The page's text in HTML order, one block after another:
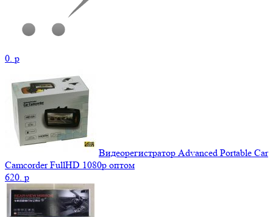
0. p
Видеорегистратор Advanced Portable Car
Camcorder FullHD 1080p оптом
620. p